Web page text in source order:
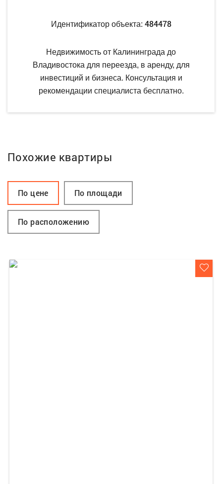
Идентификатор объекта: 484478
Недвижимость от Калининграда до
Владивостока для переезда, в аренду, для
инвестиций и бизнеса. Консультация и
рекомендации специалиста бесплатно.
Похожие квартиры
По цене По площади
По расположению